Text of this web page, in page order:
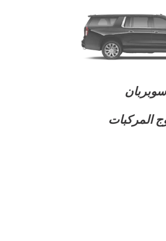
سوبربان
المركبات